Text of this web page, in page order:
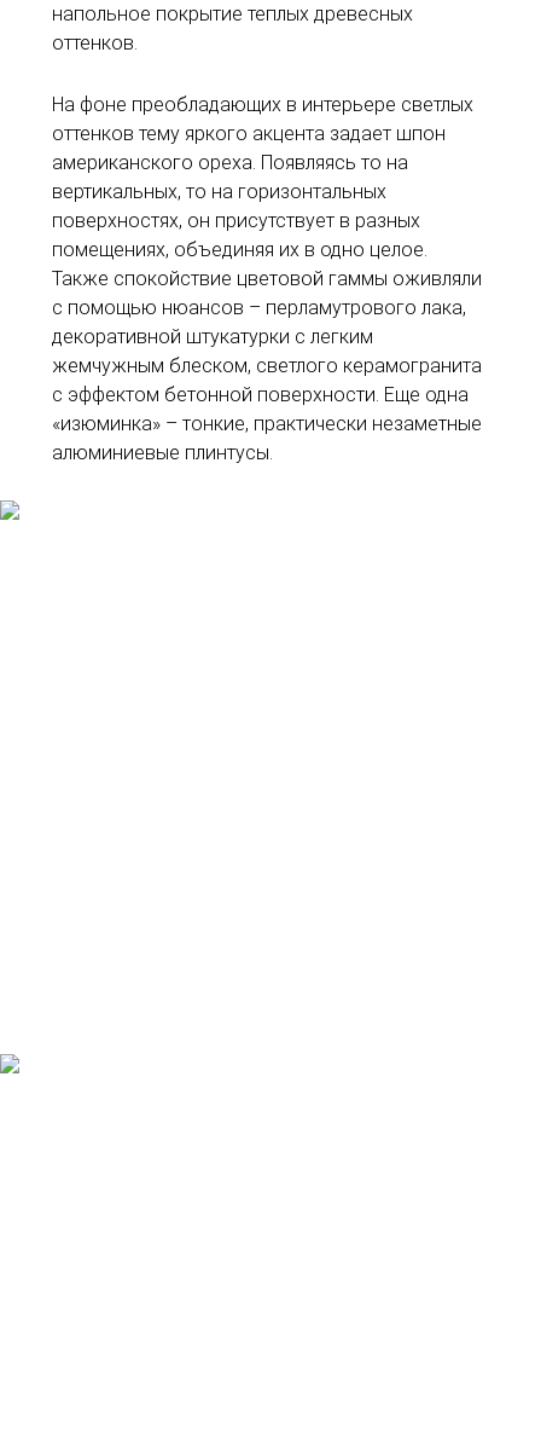
напольное покрытие теплых древесных
оттенков.
На фоне преобладающих в интерьере светлых
оттенков тему яркого акцента задает шпон
американского ореха. Появляясь то на
вертикальных, то на горизонтальных
поверхностях, он присутствует в разных
помещениях, объединяя их в одно целое.
Также спокойствие цветовой гаммы оживляли
с помощью нюансов – перламутрового лака,
декоративной штукатурки с легким
жемчужным блеском, светлого керамогранита
с эффектом бетонной поверхности. Еще одна
«изюминка» – тонкие, практически незаметные
алюминиевые плинтусы.